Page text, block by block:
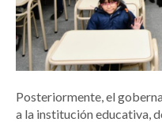
Posteriormente, el
a la institución educativa,